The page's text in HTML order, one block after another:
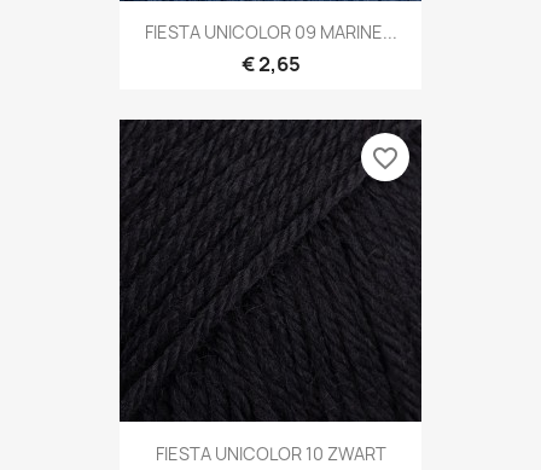
FIESTA UNICOLOR 09 MARINE...
€ 2,65
FIESTA UNICOLOR 10 ZWART
favorite_border